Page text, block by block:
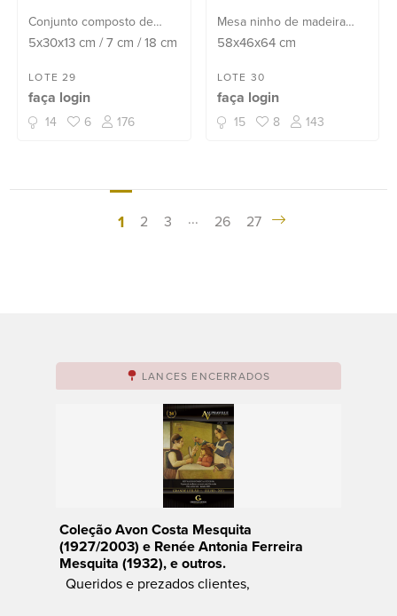
Conjunto composto de
licoreira e 6 copinhos de
verde, alça, bocal e
bandeja de metal prateado.
5x30x13 cm/7 cm/18 cm
LOTE 29
faça login
14 6 176
Mesa ninho de madeira
nobre, sendo uma grande
menores com abas laterais
articuladas, pernas
torneadas, que se
encaixam na maior.
58x46x64cm
LOTE 30
faça login
15 8 143
1 2 3 ... 26 27
LANCES ENCERRADOS
Coleção Avon Costa Mesquita
(1927/2003) e Renée Antonia Ferreira
Mesquita (1932), e outros.
Queridos e prezados clientes,